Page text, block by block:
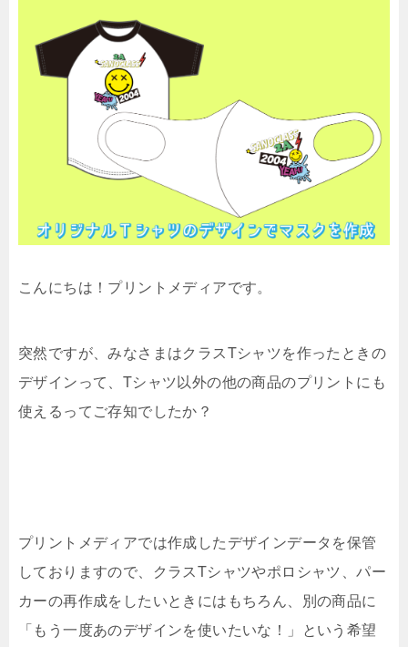
こんにちは！プリントメディアです。
突然ですが、みなさまはクラスTシャツを作ったときの
デザインって、Tシャツ以外の他の商品のプリントにも
使えるってご存知でしたか？
プリントメディアでは作成したデザインデータを保管
しておりますので、クラスTシャツやポロシャツ、パー
カーの再作成をしたいときにはもちろん、別の商品に
「もう一度あのデザインを使いたいな！」という希望